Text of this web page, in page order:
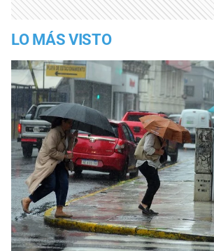
LO MÁS VISTO